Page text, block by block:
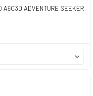
ADVENTURE SEEKER